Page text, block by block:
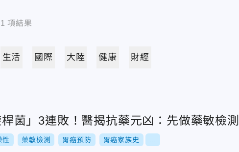
項結果
生活 國際 大陸 健康 財經
菌」3連敗！醫揭抗藥元凶：先做藥敏檢測
性 藥敏檢測 胃癌預防 胃癌家族史